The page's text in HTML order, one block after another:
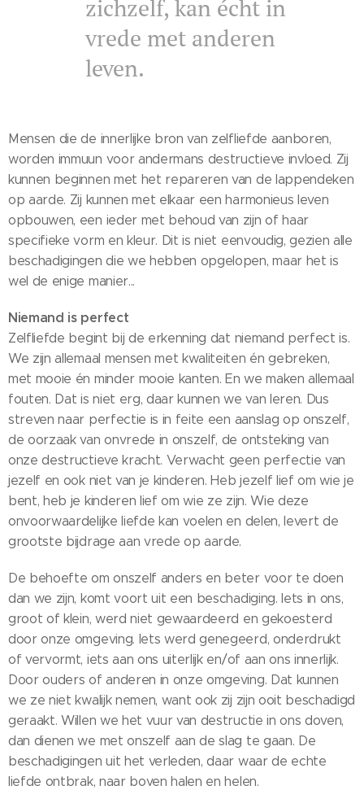
zichzelf, kan écht in
vrede met anderen
leven.
Mensen die de innerlijke bron van zelfliefde aanboren,
worden immuun voor andermans destructieve invloed. Zij
kunnen beginnen met het repareren van de lappendeken
op aarde. Zij kunnen met elkaar een harmonieus leven
opbouwen, een ieder met behoud van zijn of haar
specifieke vorm en kleur. Dit is niet eenvoudig, gezien alle
beschadigingen die we hebben opgelopen, maar het is
wel de enige manier...
Niemand is perfect
Zelfliefde begint bij de erkenning dat niemand perfect is.
We zijn allemaal mensen met kwaliteiten én gebreken,
met mooie én minder mooie kanten. En we maken allemaal
fouten. Dat is niet erg, daar kunnen we van leren. Dus
streven naar perfectie is in feite een aanslag op onszelf,
de oorzaak van onvrede in onszelf, de ontsteking van
onze destructieve kracht. Verwacht geen perfectie van
jezelf en ook niet van je kinderen. Heb jezelf lief om wie je
bent, heb je kinderen lief om wie ze zijn. Wie deze
onvoorwaardelijke liefde kan voelen en delen, levert de
grootste bijdrage aan vrede op aarde.
De behoefte om onszelf anders en beter voor te doen
dan we zijn, komt voort uit een beschadiging. Iets in ons,
groot of klein, werd niet gewaardeerd en gekoesterd
door onze omgeving. Iets werd genegeerd, onderdrukt
of vervormt, iets aan ons uiterlijk en/of aan ons innerlijk.
Door ouders of anderen in onze omgeving. Dat kunnen
we ze niet kwalijk nemen, want ook zij zijn ooit beschadigd
geraakt. Willen we het vuur van destructie in ons doven,
dan dienen we met onszelf aan de slag te gaan. De
beschadigingen uit het verleden, daar waar de echte
liefde ontbrak, naar boven halen en helen.